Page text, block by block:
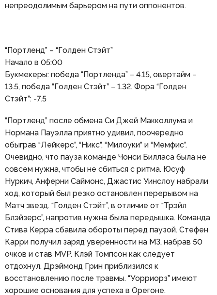
непреодолимым барьером на пути оппонентов.
“Портленд” – “Голден Стэйт”
Начало в 05:00
Букмекеры: победа “Портленда” – 4.15, овертайм –
13.5, победа “Голден Стэйт” – 1.32. Фора “Голден
Стэйт”: -7.5
“Портленд” после обмена Си Джей Макколлума и
Нормана Пауэлла приятно удивил, поочередно
обыграв “Лейкерс”, “Никс”, “Милоуки” и “Мемфис”.
Очевидно, что пауза команде Чонси Билласа была не
совсем нужна, чтобы не сбиться с ритма. Юсуф
Нуркич, Анферни Саймонс, Джастис Уинслоу набрали
ход, который был резко остановлен перерывом на
Матч звезд. “Голден Стэйт”, в отличие от “Трэйл
Блэйзерс”, напротив нужна была передышка. Команда
Стива Керра сбавила обороты перед паузой. Стефен
Карри получил заряд уверенности на МЗ, набрав 50
очков и став MVP. Клэй Томпсон как следует
отдохнул. Дрэймонд Грин приблизился к
восстановлению после травмы. “Уорриорз” имеют
хорошие основания для успеха в Орегоне.